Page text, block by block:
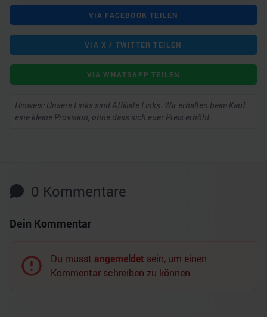
VIA FACEBOOK TEILEN
VIA X / TWITTER TEILEN
VIA WHATSAPP TEILEN
Hinweis: Unsere Links sind Affiliate Links. Wir erhalten beim Kauf
eine kleine Provision, ohne dass sich euer Preis erhöht.
0 Kommentare
Dein Kommentar
Du musst angemeldet sein, um einen
Kommentar schreiben zu können.